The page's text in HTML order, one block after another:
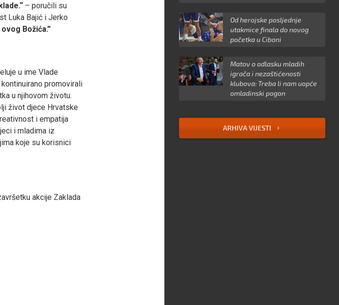
– poručili su
Luka Bajić i Jerko
Božića.”
u ime Vlade
promovirali
u njihovom životu.
život djece Hrvatske
i empatija
i mladima iz
koje su korisnici
akcije Zaklada
Od herojske posljednje
utakmice finala do novog
početka u Ciboni
Matov o odlasku mladih
igrača i nezaštićenosti
klubova: Treba li nam uopće
omladinski pogon
ARHIVA VIJESTI